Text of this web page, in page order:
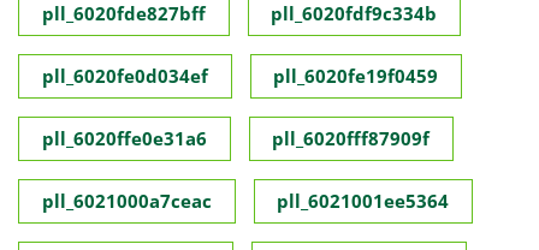
pll_6020fde827bff pll_6020fdf9c334b
pll_6020fe0d034ef pll_6020fe19f0459
pll_6020ffe0e31a6 pll_6020fff87909f
pll_6021000a7ceac pll_6021001ee5364